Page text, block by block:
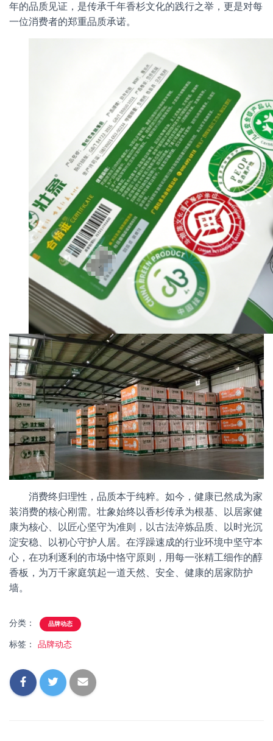
年的品质见证，是传承千年香杉文化的践行之举，更是对每
一位消费者的郑重品质承诺。
消费终归理性，品质本于纯粹。如今，健康已然成为家
装消费的核心刚需。壮象始终以香杉传承为根基、以居家健
康为核心、以匠心坚守为准则，以古法淬炼品质、以时光沉
淀安稳、以初心守护人居。在浮躁速成的行业环境中坚守本
心，在功利逐利的市场中恪守原则，用每一张精工细作的醇
香板，为万千家庭筑起一道天然、安全、健康的居家防护
墙。
分类： 品牌动态
标签： 品牌动态